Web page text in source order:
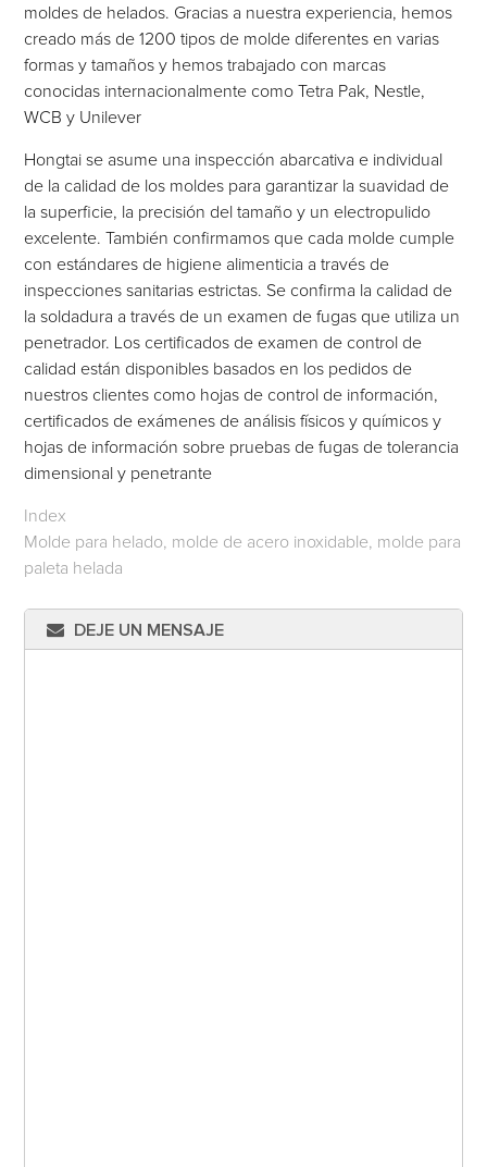
moldes de helados. Gracias a nuestra experiencia, hemos
creado más de 1200 tipos de molde diferentes en varias
formas y tamaños y hemos trabajado con marcas
conocidas internacionalmente como Tetra Pak, Nestle,
WCB y Unilever
Hongtai se asume una inspección abarcativa e individual
de la calidad de los moldes para garantizar la suavidad de
la superficie, la precisión del tamaño y un electropulido
excelente. También confirmamos que cada molde cumple
con estándares de higiene alimenticia a través de
inspecciones sanitarias estrictas. Se confirma la calidad de
la soldadura a través de un examen de fugas que utiliza un
penetrador. Los certificados de examen de control de
calidad están disponibles basados en los pedidos de
nuestros clientes como hojas de control de información,
certificados de exámenes de análisis físicos y químicos y
hojas de información sobre pruebas de fugas de tolerancia
dimensional y penetrante
Index
Molde para helado, molde de acero inoxidable, molde para
paleta helada
DEJE UN MENSAJE